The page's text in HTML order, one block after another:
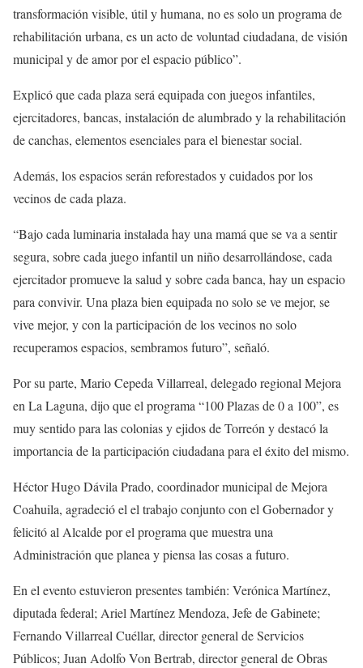
transformación visible, útil y humana, no es solo un programa de
rehabilitación urbana, es un acto de voluntad ciudadana, de visión
municipal y de amor por el espacio público”.
Explicó que cada plaza será equipada con juegos infantiles,
ejercitadores, bancas, instalación de alumbrado y la rehabilitación
de canchas, elementos esenciales para el bienestar social.
Además, los espacios serán reforestados y cuidados por los
vecinos de cada plaza.
“Bajo cada luminaria instalada hay una mamá que se va a sentir
segura, sobre cada juego infantil un niño desarrollándose, cada
ejercitador promueve la salud y sobre cada banca, hay un espacio
para convivir. Una plaza bien equipada no solo se ve mejor, se
vive mejor, y con la participación de los vecinos no solo
recuperamos espacios, sembramos futuro”, señaló.
Por su parte, Mario Cepeda Villarreal, delegado regional Mejora
en La Laguna, dijo que el programa “100 Plazas de 0 a 100”, es
muy sentido para las colonias y ejidos de Torreón y destacó la
importancia de la participación ciudadana para el éxito del mismo.
Héctor Hugo Dávila Prado, coordinador municipal de Mejora
Coahuila, agradeció el el trabajo conjunto con el Gobernador y
felicitó al Alcalde por el programa que muestra una
Administración que planea y piensa las cosas a futuro.
En el evento estuvieron presentes también: Verónica Martínez,
diputada federal; Ariel Martínez Mendoza, Jefe de Gabinete;
Fernando Villarreal Cuéllar, director general de Servicios
Públicos; Juan Adolfo Von Bertrab, director general de Obras